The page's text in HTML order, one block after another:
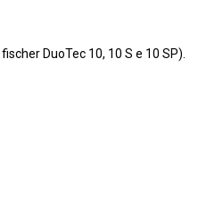
DuoTec 10, 10 S e 10 SP).